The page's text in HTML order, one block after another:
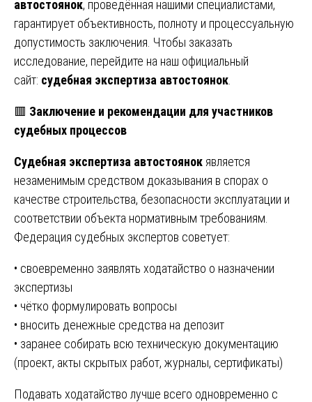
автостоянок, проведённая нашими специалистами,
гарантирует объективность, полноту и процессуальную
допустимость заключения. Чтобы заказать
исследование, перейдите на наш официальный
сайт: судебная экспертиза автостоянок
🟥 Заключение и рекомендации для участников
судебных процессов
Судебная экспертиза автостоянок является
незаменимым средством доказывания в спорах о
качестве строительства, безопасности эксплуатации и
соответствии объекта нормативным требованиям.
Федерация судебных экспертов советует:
• своевременно заявлять ходатайство о назначении
экспертизы
• чётко формулировать вопросы
• вносить денежные средства на депозит
• заранее собирать всю техническую документацию
(проект, акты скрытых работ, журналы, сертификаты)
Подавать ходатайство лучше всего одновременно с